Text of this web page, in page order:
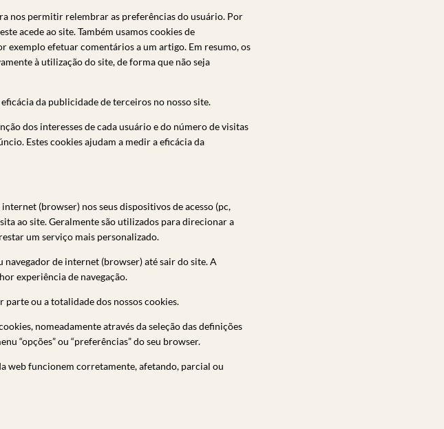
nos permitir relembrar as preferências do usuário. Por
acede ao site. Também usamos cookies de
exemplo efetuar comentários a um artigo. Em resumo, os
à utilização do site, de forma que não seja
da publicidade de terceiros no nosso site.
dos interesses de cada usuário e do número de visitas
Estes cookies ajudam a medir a eficácia da
(browser) nos seus dispositivos de acesso (pc,
ao site. Geralmente são utilizados para direcionar a
um serviço mais personalizado.
navegador de internet (browser) até sair do site. A
experiência de navegação.
parte ou a totalidade dos nossos cookies.
nomeadamente através da seleção das definições
“opções” ou “preferências” do seu browser.
web funcionem corretamente, afetando, parcial ou